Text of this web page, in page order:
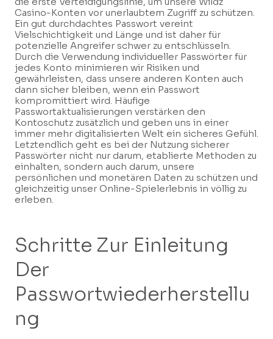
Casino-Konten vor unerlaubtem Zugriff zu schützen.
Ein gut durchdachtes Passwort vereint
Vielschichtigkeit und Länge und ist daher für
potenzielle Angreifer schwer zu entschlüsseln.
Durch die Verwendung individueller Passwörter für
jedes Konto minimieren wir Risiken und
gewährleisten, dass unsere anderen Konten auch
dann sicher bleiben, wenn ein Passwort
kompromittiert wird. Häufige
Passwortaktualisierungen verstärken den
Kontoschutz zusätzlich und geben uns in einer
immer mehr digitalisierten Welt ein sicheres Gefühl.
Letztendlich geht es bei der Nutzung sicherer
Passwörter nicht nur darum, etablierte Methoden zu
einhalten, sondern auch darum, unsere
persönlichen und monetären Daten zu schützen und
gleichzeitig unser Online-Spielerlebnis in völlig zu
erleben.
Schritte Zur Einleitung
Der
Passwortwiederherstellu
Ng